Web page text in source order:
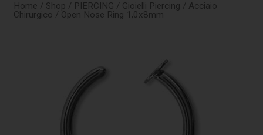
Home / Shop / PIERCING / Gioielli Piercing / Acciaio
Chirurgico / Open Nose Ring 1,0x8mm